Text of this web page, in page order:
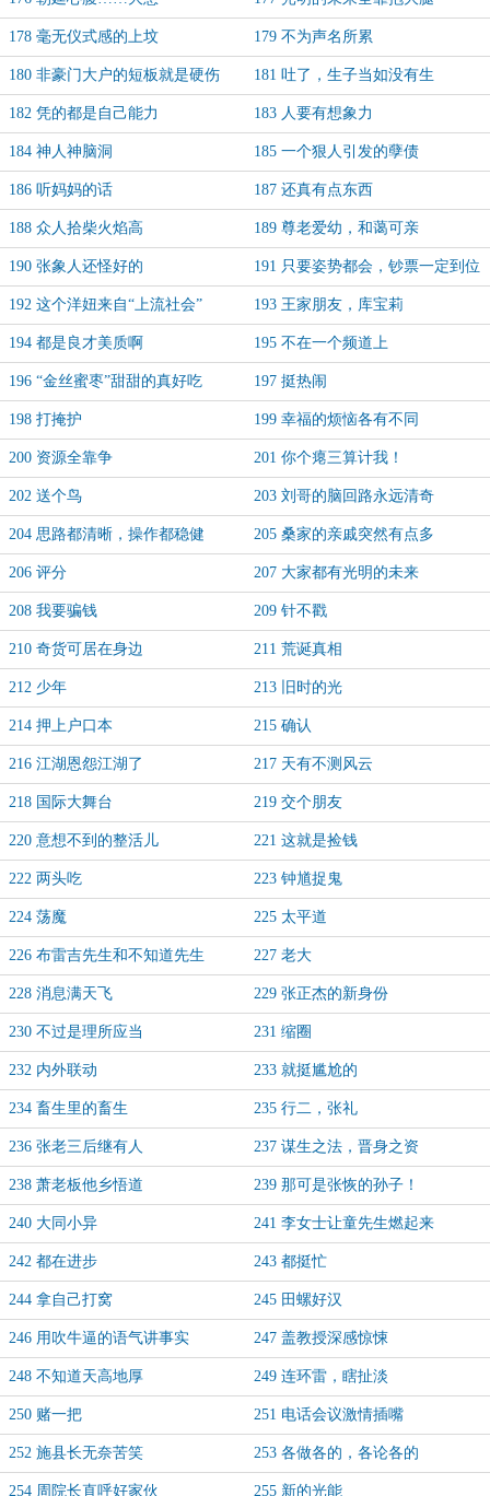
178 毫无仪式感的上坟 179 不为声名所累
180 非豪门大户的短板就是硬伤 181 吐了，生子当如没有生
182 凭的都是自己能力 183 人要有想象力
184 神人神脑洞 185 一个狠人引发的孽债
186 听妈妈的话 187 还真有点东西
188 众人拾柴火焰高 189 尊老爱幼，和蔼可亲
190 张象人还怪好的 191 只要姿势都会，钞票一定到位
192 这个洋妞来自“上流社会” 193 王家朋友，库宝莉
194 都是良才美质啊 195 不在一个频道上
196 “金丝蜜枣”甜甜的真好吃 197 挺热闹
198 打掩护 199 幸福的烦恼各有不同
200 资源全靠争 201 你个瘪三算计我！
202 送个鸟 203 刘哥的脑回路永远清奇
204 思路都清晰，操作都稳健 205 桑家的亲戚突然有点多
206 评分 207 大家都有光明的未来
208 我要骗钱 209 针不戳
210 奇货可居在身边 211 荒诞真相
212 少年 213 旧时的光
214 押上户口本 215 确认
216 江湖恩怨江湖了 217 天有不测风云
218 国际大舞台 219 交个朋友
220 意想不到的整活儿 221 这就是捡钱
222 两头吃 223 钟馗捉鬼
224 荡魔 225 太平道
226 布雷吉先生和不知道先生 227 老大
228 消息满天飞 229 张正杰的新身份
230 不过是理所应当 231 缩圈
232 内外联动 233 就挺尴尬的
234 畜生里的畜生 235 行二，张礼
236 张老三后继有人 237 谋生之法，晋身之资
238 萧老板他乡悟道 239 那可是张恢的孙子！
240 大同小异 241 李女士让童先生燃起来
242 都在进步 243 都挺忙
244 拿自己打窝 245 田螺好汉
246 用吹牛逼的语气讲事实 247 盖教授深感惊悚
248 不知道天高地厚 249 连环雷，瞎扯淡
250 赌一把 251 电话会议激情插嘴
252 施县长无奈苦笑 253 各做各的，各论各的
254 周院长直呼好家伙 255 新的光能